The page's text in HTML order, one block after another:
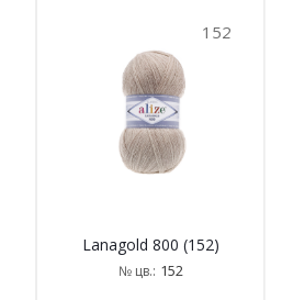
152
Lanagold 800 (152)
№ цв.: 152